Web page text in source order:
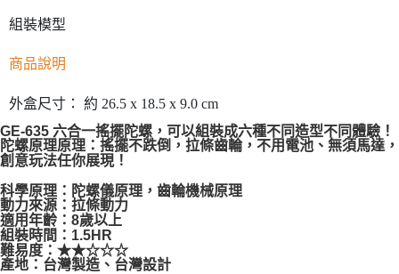
組裝模型
商品說明
外盒尺寸： 約 26.5 x 18.5 x 9.0 cm
GE-635 六合一搖擺陀螺，可以組裝成六種不同造型不同體驗！
陀螺原理原理：搖擺不跌倒，拉條齒輪，不用電池、無須馬達，
創意玩法任你展現！
科學原理：陀螺儀原理，齒輪機械原理
動力來源：拉條動力
適用年齡：8歲以上
組裝時間：1.5HR
難易度：★★☆☆☆
產地：台灣製造、台灣設計